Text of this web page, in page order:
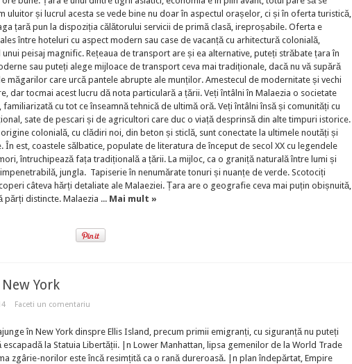
uluitor și lucrul acesta se vede bine nu doar în aspectul orașelor, ci și în oferta turistică,
țară pun la dispoziția călătorului servicii de primă clasă, ireproșabile. Oferta e
între hoteluri cu aspect modern sau case de vacanță cu arhitectură colonială,
peisaj magnific. Rețeaua de transport are și ea alternative, puteți străbate țara în
sau puteți alege mijloace de transport ceva mai tradiționale, dacă nu vă supără
măgarilor care urcă pantele abrupte ale munților. Amestecul de modernitate și vechi
dar tocmai acest lucru dă nota particulară a țării. Veți întâlni în Malaezia o societate
familiarizată cu tot ce înseamnă tehnică de ultimă oră. Veți întâlni însă și comunități cu
sate de pescari și de agricultori care duc o viață desprinsă din alte timpuri istorice.
colonială, cu clădiri noi, din beton și sticlă, sunt conectate la ultimele noutăți și
În est, coastele sălbatice, populate de literatura de început de secol XX cu legendele
întruchipează fața tradițională a țării. La mijloc, ca o graniță naturală între lumi și
jungla. Tapiserie în nenumărate tonuri și nuanțe de verde. Scotociți
câteva hărți detaliate ale Malaeziei. Țara are o geografie ceva mai puțin obișnuită,
părți distincte. Malaezia ... Mai mult »
York
Faceti un comentariu
în New York dinspre Ellis Island, precum primii emigranți, cu siguranță nu puteți
escapadă la Statuia Libertății. |n Lower Manhattan, lipsa gemenilor de la World Trade
zgârie-norilor este încă resimțită ca o rană dureroasă. |n plan îndepărtat, Empire